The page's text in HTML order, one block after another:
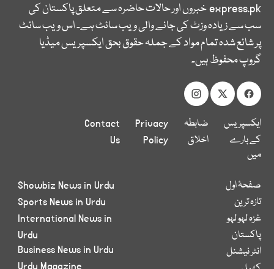
express.pkخبروں اور حالات حاضرہ سے متعلق پاکستان کی
سب سے زیادہ وزٹ کی جانے والی ویب سائٹ ہے۔ اس ویب سائٹ
پر شائع شدہ تمام مواد کے جملہ حقوق بحق ایکسپریس میڈیا
گروپ محفوظ ہیں۔
ایکسپریس
کے بارے
میں
ضابطہ
اخلاق
Privacy
Policy
Contact
Us
صفحۂ اول
تازہ ترین
غزہ لہو لہو
پاکستان
انٹر نیشنل
Showbiz News in Urdu
Sports News in Urdu
International News in
Urdu
Business News in Urdu